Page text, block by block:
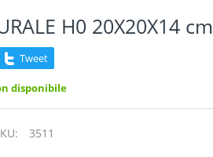
H0 20X20X14 cm
Tweet
disponibile
3511